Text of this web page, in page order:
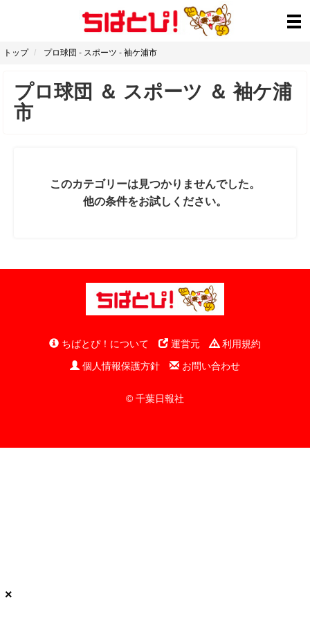
トップ プロ球団 - スポーツ - 袖ケ浦市
プロ球団 ＆ スポーツ ＆袖ケ浦
市
このカテゴリーは見つかりませんでした。
他の条件をお試しください。
ちばとぴ！について 運営元
利用規約
個人情報保護方針
お問い合わせ
© 千葉日報社
×